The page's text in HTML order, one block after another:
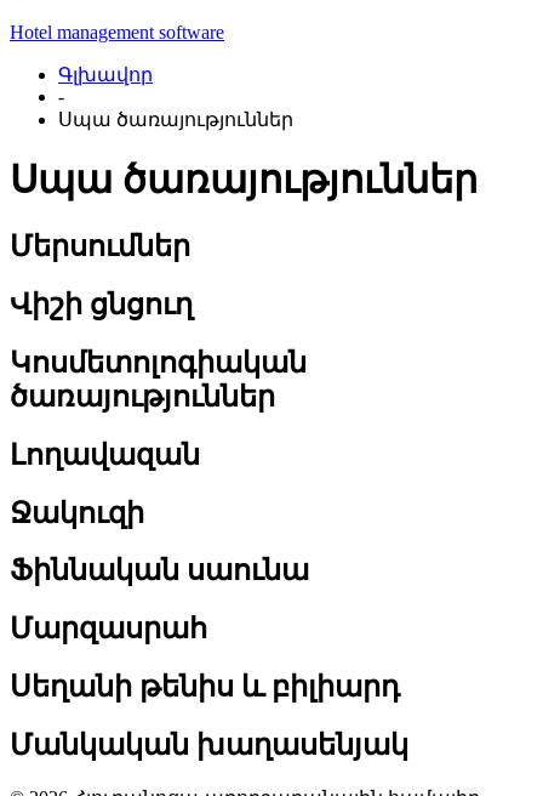
Hotel management software
Գլխավոր
-
Սպա ծառայություններ
Սպա ծառայություններ
Մերսումներ
Վիշի ցնցուղ
Կոսմետոլոգիական
ծառայություններ
Լողավազան
Ջակուզի
Ֆիննական սաունա
Մարզասրահ
Սեղանի թենիս և բիլիարդ
Մանկական խաղասենյակ